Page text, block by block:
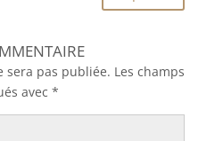
sera pas publiée. Les champs
avec *